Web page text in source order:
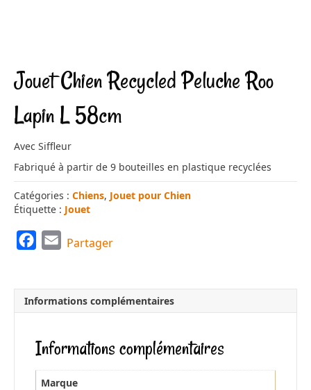
Jouet Chien Recycled Peluche Roo
Lapin L 58cm
Avec Siffleur
Fabriqué à partir de 9 bouteilles en plastique recyclées
Catégories : Chiens, Jouet pour Chien
Étiquette : Jouet
e
b
o
o
k
i
l
Partager
Informations complémentaires
Informations complémentaires
Marque